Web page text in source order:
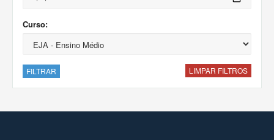
Curso:
FILTRAR LIMPAR FILTROS